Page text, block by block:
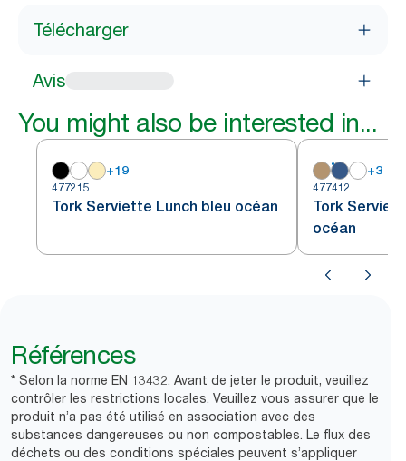
Télécharger
Avis
You might also be interested in...
+19
477215
Tork Serviette Lunch bleu océan
+3
477412
Tork
océan
Références
* Selon la norme EN 13432. Avant de jeter le produit, veuillez
contrôler les restrictions locales. Veuillez vous assurer que le
produit n’a pas été utilisé en association avec des
substances dangereuses ou non compostables. Le flux des
déchets ou des conditions spéciales peuvent s’appliquer